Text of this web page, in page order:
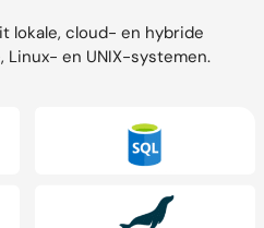
lokale, cloud- en hybride
Linux- en UNIX-systemen.